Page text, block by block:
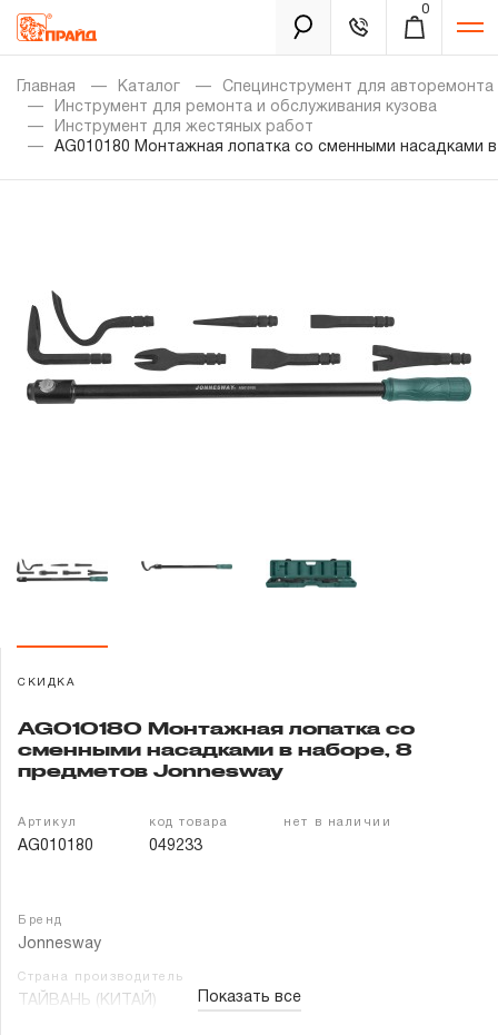
0
Каталог
Золотая лихорадка
Уцененный товар
О нас
Партнерам
Забыли пароль?
Главная Каталог
Специнструмент для авторемонта
Инструмент для ремонта и обслуживания кузова
Инструмент для жестяных работ
AG010180 Монтажная лопатка со сменными насадками
СКИДКА
AG010180 Монтажная лопатка со
сменными насадками в наборе, 8
предметов Jonnesway
Артикул
AG010180
код товара
049233
нет в наличии
Бренд
Jonnesway
Страна производитель
ТАЙВАНЬ (КИТАЙ) Показать все